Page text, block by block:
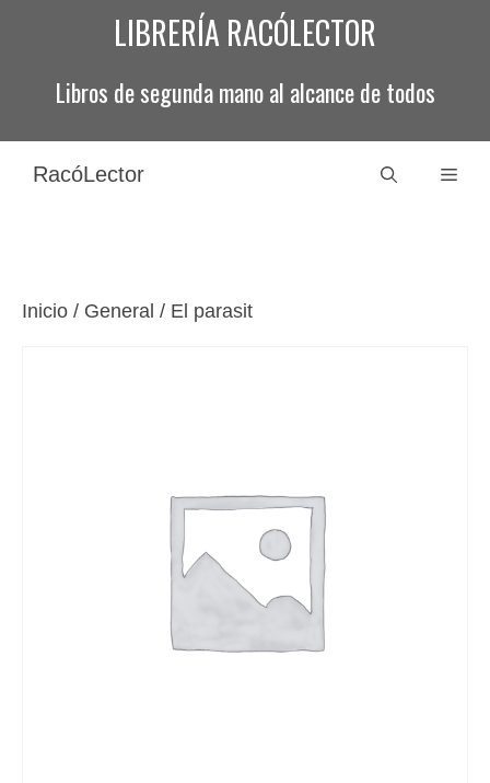
LIBRERÍA RACÓLECTOR
Libros de segunda mano al alcance de todos
RacóLector
Inicio / General / El parasit